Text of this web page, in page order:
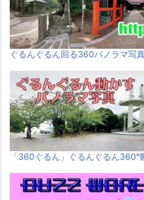
ぐるんぐるん回る360パノラマ写
「360ぐるん」ぐるんぐるん360°